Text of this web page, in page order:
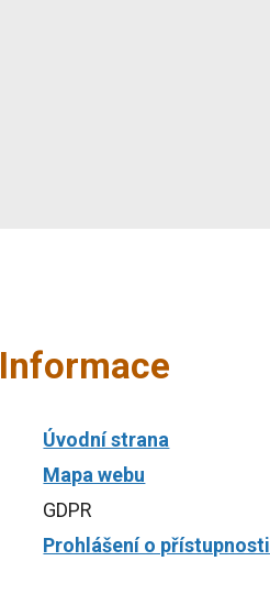
Informace
Úvodní strana
Mapa webu
GDPR
Prohlášení o přístupnosti